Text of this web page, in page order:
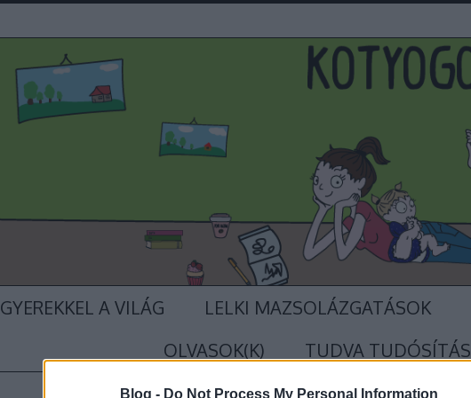
Blog - Do Not Process My Personal Information
GYEREKKEL A VILÁG LELKI MAZSOLÁZGATÁSOK
OLVASOK(K)
TUDVA TUDÓSÍTÁS